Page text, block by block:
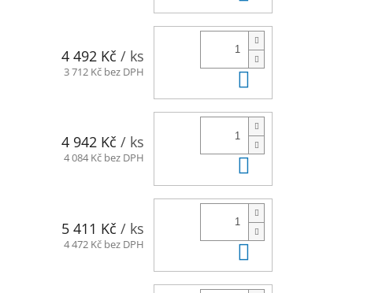
4 492 Kč / ks
3 712 Kč bez DPH Do košíku
4 942 Kč / ks
4 084 Kč bez DPH
5 411 Kč / ks
4 472 Kč bez DPH Do košíku